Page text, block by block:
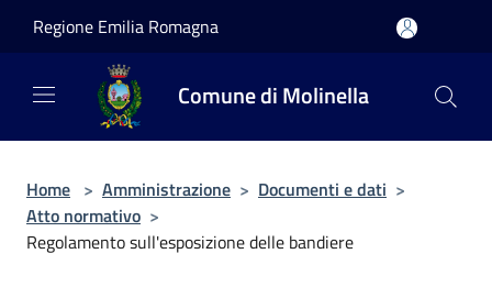
Regione Emilia Romagna
Comune di Molinella
Home > Amministrazione > Documenti e dati >
Atto normativo >
Regolamento sull'esposizione delle bandiere